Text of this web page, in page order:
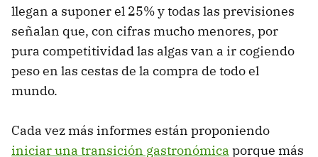
llegan a suponer el 25% y todas las previsiones
señalan que, con cifras mucho menores, por
pura competitividad las algas van a ir cogiendo
peso en las cestas de la compra de todo el
mundo.
Cada vez más informes están proponiendo
iniciar una transición gastronómica porque más